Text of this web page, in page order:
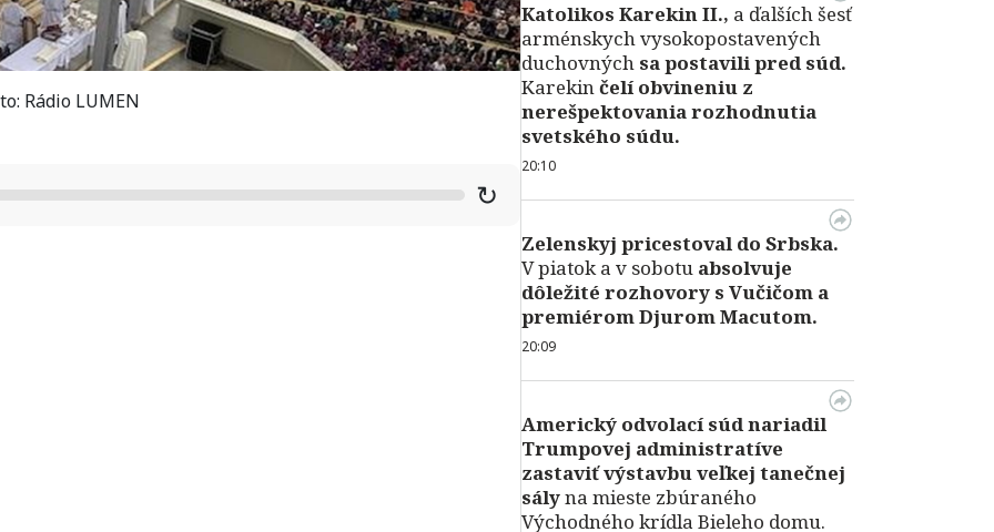
Rádio LUMEN
↻
Katolikos Karekin II., a ďalších šesť
arménskych vysokopostavených
duchovných sa postavili pred súd.
Karekinčelí obvineniu z
nerešpektovania rozhodnutia
svetského súdu.
20:10
Zelenskyj pricestoval do Srbska.
V piatok a v sobotu absolvuje
dôležité rozhovory s Vučičom a
premiérom Djurom Macutom.
20:09
Americký odvolací súd nariadil
Trumpovej administratíve
zastaviť výstavbu veľkej tanečnej
sályna mieste zbúraného
Východného krídla Bieleho domu.